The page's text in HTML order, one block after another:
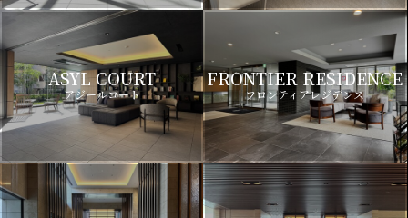
ASYL COURT
アジールコート
FRONTIER RESIDENCE
フロンティアレジデンス